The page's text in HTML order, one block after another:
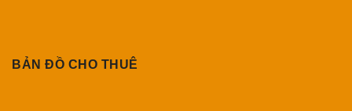
BẢN ĐỒ CHO THUÊ